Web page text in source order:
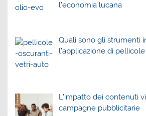
l’economia lucana
Quali sono gli strumenti
l’applicazione di
L’impatto dei contenuti
campagne pubblicitarie